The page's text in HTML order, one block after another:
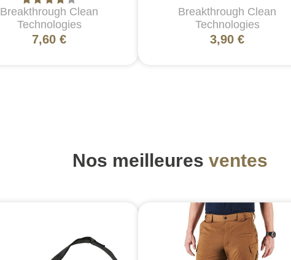
Breakthrough Clean
Technologies
7,60 €
Breakthrough Clean
Technologies
3,90 €
Nos meilleures ventes